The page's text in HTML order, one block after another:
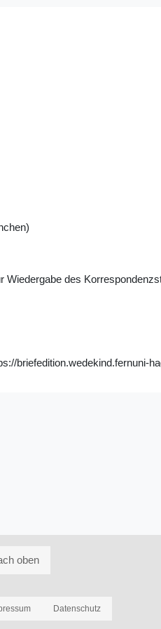
Wiedergabe des
briefedition.wedekind.fernuni-
oben
Datenschutz